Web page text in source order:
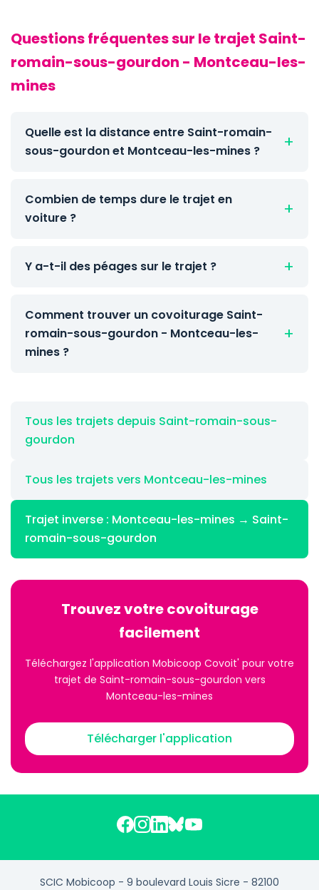
Questions fréquentes sur le trajet Saint-
romain-sous-gourdon - Montceau-les-
mines
Quelle est la distance entre Saint-romain-
sous-gourdon et Montceau-les-mines ?
Combien de temps dure le trajet en
voiture ?
Y a-t-il des péages sur le trajet ?
Comment trouver un covoiturage Saint-
romain-sous-gourdon - Montceau-les-
mines ?
Tous les trajets depuis Saint-romain-sous-
gourdon
Tous les trajets vers Montceau-les-mines
Trajet inverse : Montceau-les-mines → Saint-
romain-sous-gourdon
Trouvez votre covoiturage
facilement
Téléchargez l'application Mobicoop Covoit' pour votre
trajet de Saint-romain-sous-gourdon vers
Montceau-les-mines
Télécharger l'application
SCIC Mobicoop - 9 boulevard Louis Sicre - 82100